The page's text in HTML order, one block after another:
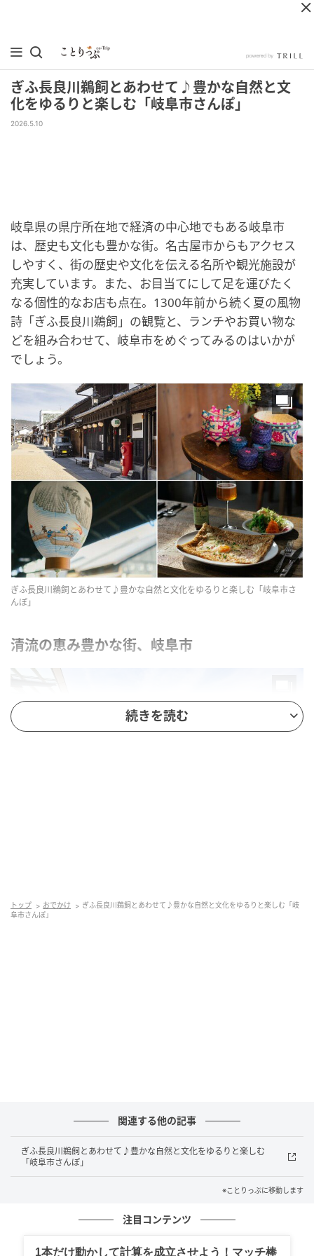
ぎふ長良川鵜飼とあわせて♪豊かな自然と文
化をゆるりと楽しむ「岐阜市さんぽ」
2026.5.10
岐阜県の県庁所在地で経済の中心地でもある岐阜市
は、歴史も文化も豊かな街。名古屋市からもアクセス
しやすく、街の歴史や文化を伝える名所や観光施設が
充実しています。また、お目当てにして足を運びたく
なる個性的なお店も点在。1300年前から続く夏の風物
詩「ぎふ長良川鵜飼」の観覧と、ランチやお買い物な
どを組み合わせて、岐阜市をめぐってみるのはいかが
でしょう。
ぎふ長良川鵜飼とあわせて♪豊かな自然と文化をゆるりと楽しむ「岐阜市さ
んぽ」
清流の恵み豊かな街、岐阜市
日本のほぼ真ん中に位置する岐阜県。緑豊かな山々と
続きを読む
トップ おでかけ
ぎふ長良川鵜飼とあわせて♪豊かな自然と文化をゆるりと楽しむ「岐
阜市さんぽ」
関連する他の記事
ぎふ長良川鵜飼とあわせて♪豊かな自然と文化をゆるりと楽しむ
「岐阜市さんぽ」
※ことりっぷに移動します
注目コンテンツ
1本だけ動かして計算を成立させよう！マッチ棒